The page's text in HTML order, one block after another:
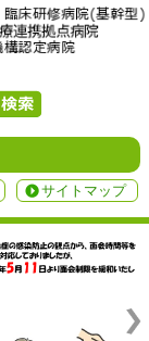
サイトマップ